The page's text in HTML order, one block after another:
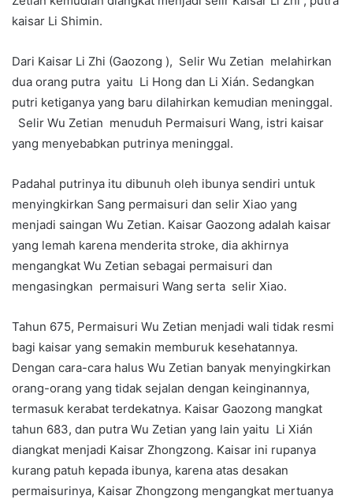
kaisar Li Shimin.
Dari Kaisar Li Zhi (Gaozong ), Selir Wu Zetian melahirkan
dua orang putra yaitu Li Hong dan Li Xián. Sedangkan
putri ketiganya yang baru dilahirkan kemudian meninggal.
Selir Wu Zetian menuduh Permaisuri Wang, istri kaisar
yang menyebabkan putrinya meninggal.
Padahal putrinya itu dibunuh oleh ibunya sendiri untuk
menyingkirkan Sang permaisuri dan selir Xiao yang
menjadi saingan Wu Zetian. Kaisar Gaozong adalah kaisar
yang lemah karena menderita stroke, dia akhirnya
mengangkat Wu Zetian sebagai permaisuri dan
mengasingkan permaisuri Wang serta selir Xiao.
Tahun 675, Permaisuri Wu Zetian menjadi wali tidak resmi
bagi kaisar yang semakin memburuk kesehatannya.
Dengan cara-cara halus Wu Zetian banyak menyingkirkan
orang-orang yang tidak sejalan dengan keinginannya,
termasuk kerabat terdekatnya. Kaisar Gaozong mangkat
tahun 683, dan putra Wu Zetian yang lain yaitu Li Xián
diangkat menjadi Kaisar Zhongzong. Kaisar ini rupanya
kurang patuh kepada ibunya, karena atas desakan
permaisurinya, Kaisar Zhongzong mengangkat mertuanya